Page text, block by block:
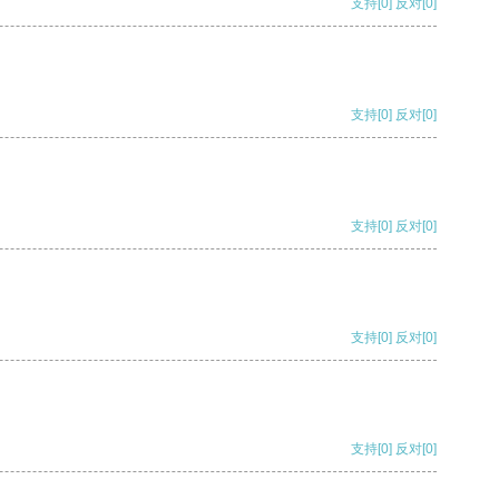
支持 [0] 反对 [0]
支持[0] 反对[0]
支持[0] 反对[0]
支持[0] 反对[0]
支持[0] 反对[0]